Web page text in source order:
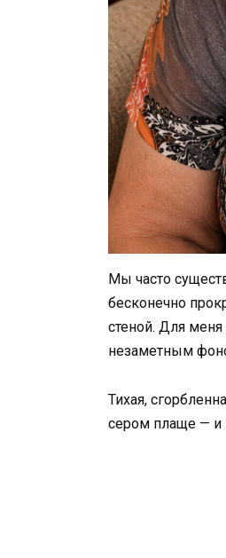
Мы часто
бесконечно
стеной. Для
незаметным
Тихая,
сером плаще — и